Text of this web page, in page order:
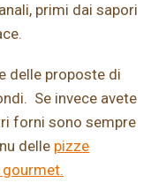
primi dai sapori
delle proposte di
Se invece avete
forni sono sempre
delle pizze